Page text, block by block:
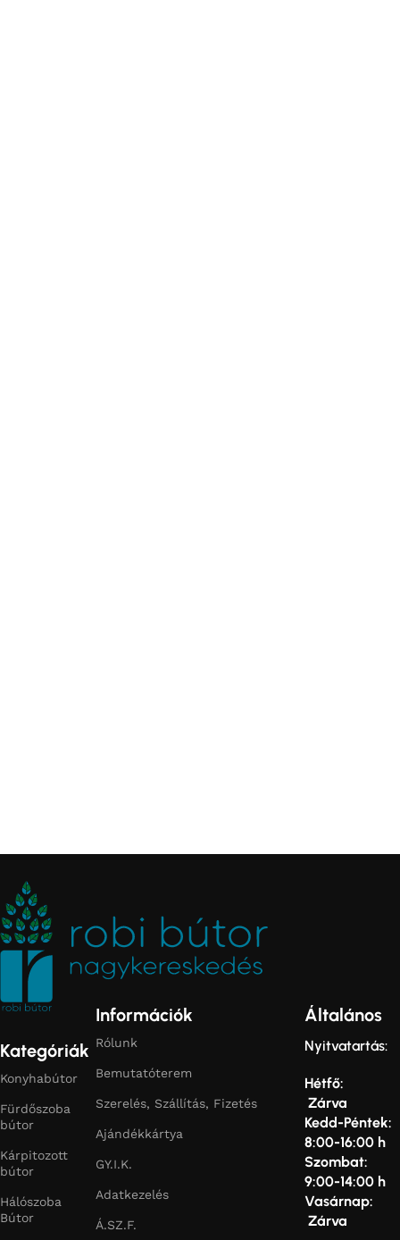
Kategóriák
Konyhabútor
Fürdőszoba
bútor
Kárpitozott
bútor
Hálószoba
Bútor
Információk
Rólunk
Bemutatóterem
Szerelés, Szállítás, Fizetés
Ajándékkártya
GY.I.K.
Adatkezelés
Á.SZ.F.
Általános
Nyitvatartás:
Hétfő:
Zárva
Kedd-Péntek:
8:00-16:00 h
Szombat:
9:00-14:00 h
Vasárnap:
Zárva